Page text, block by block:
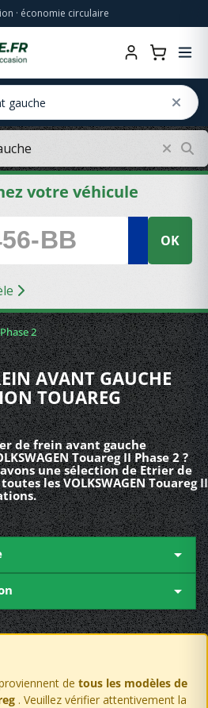
· économie circulaire
votre véhicule
OK
2
AVANT GAUCHE
TOUAREG
de frein avant gauche
Touareg II Phase 2 ?
avons une sélection de Etrier de
les VOLKSWAGEN Touareg II


de tous les modèles de
. Veuillez vérifier attentivement la